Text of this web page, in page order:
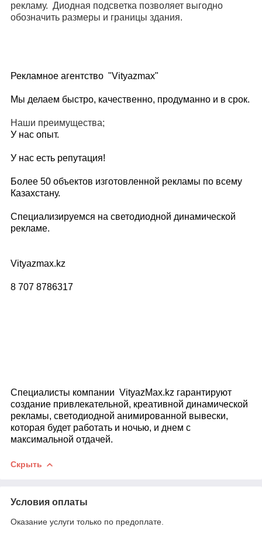
рекламу. Диодная подсветка позволяет выгодно
обозначить размеры и границы здания.
Рекламное агентство "Vityazmax"
Мы делаем быстро, качественно, продуманно и в срок.
Наши преимущества;
У нас опыт.
У нас есть репутация!
Более 50 объектов изготовленной рекламы по всему
Казахстану.
Специализируемся на светодиодной динамической
рекламе.
Vityazmax.kz
8 707 8786317
Специалисты компании VityazMax.kz гарантируют
создание привлекательной, креативной динамической
рекламы, светодиодной анимированной вывески,
которая будет работать и ночью, и днем с
максимальной отдачей.
Скрыть
Условия оплаты
Оказание услуги только по предоплате.